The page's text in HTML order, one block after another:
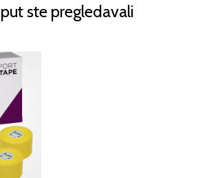
ste pregledavali